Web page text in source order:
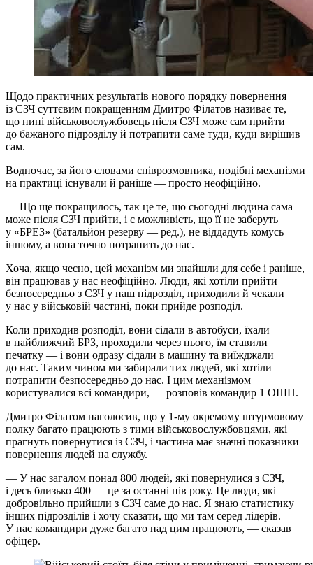
Щодо практичних результатів нового порядку повернення
із СЗЧ суттєвим покращенням Дмитро Філатов називає те,
що нині військовослужбовець після СЗЧ може сам прийти
до бажаного підрозділу й потрапити саме туди, куди вирішив
сам.
Водночас, за його словами співрозмовника, подібні механізми
на практиці існували й раніше — просто неофіційно.
— Що ще покращилось, так це те, що сьогодні людина сама
може після СЗЧ прийти, і є можливість, що її не заберуть
у «БРЕЗ» (батальйон резерву — ред.), не віддадуть комусь
іншому, а вона точно потрапить до нас.
Хоча, якщо чесно, цей механізм ми знайшли для себе і раніше,
він працював у нас неофіційно. Люди, які хотіли прийти
безпосередньо з СЗЧ у наш підрозділ, приходили й чекали
у нас у військовій частині, поки прийде розподіл.
Коли приходив розподіл, вони сідали в автобуси, їхали
в найближчий БРЗ, проходили через нього, їм ставили
печатку — і вони одразу сідали в машину та виїжджали
до нас. Таким чином ми забирали тих людей, які хотіли
потрапити безпосередньо до нас. І цим механізмом
користувалися всі командири, — розповів командир 1 ОШП.
Дмитро Філатом наголосив, що у 1-му окремому штурмовому
полку багато працюють з тими військовослужбовцями, які
прагнуть повернутися із СЗЧ, і частина має значні показники
повернення людей на службу.
— У нас загалом понад 800 людей, які повернулися з СЗЧ,
і десь близько 400 — це за останні пів року. Це люди, які
добровільно прийшли з СЗЧ саме до нас. Я знаю статистику
інших підрозділів і хочу сказати, що ми там серед лідерів.
У нас командири дуже багато над цим працюють, — сказав
офіцер.